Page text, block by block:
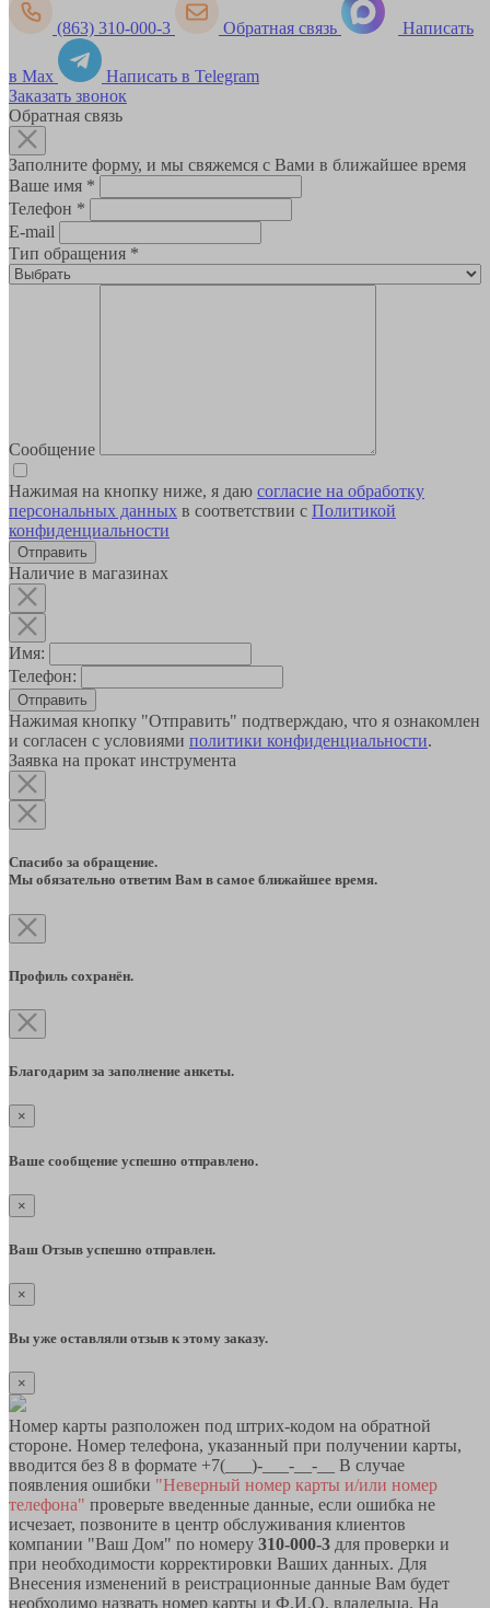
(863) 310-000-3 Обратная связь Написать
в Max
Написать в Telegram
Заказать звонок
Обратная связь
Заполните форму, и мы свяжемся с Вами в ближайшее время
Ваше имя *
Телефон *
E-mail
Тип обращения *
Сообщение
Нажимая на кнопку ниже, я даю согласие на обработку
персональных данных в соответствии с Политикой
конфиденциальности
Наличие в магазинах
Имя:
Телефон:
Отправить
Нажимая кнопку "Отправить" подтверждаю, что я ознакомлен
и согласен с условиями политики конфиденциальности.
Заявка на прокат инструмента
Спасибо за обращение.
Мы обязательно ответим Вам в самое ближайшее время.
Профиль сохранён.
Благодарим за заполнение анкеты.
×
Ваше сообщение успешно отправлено.
×
Ваш Отзыв успешно отправлен.
×
Вы уже оставляли отзыв к этому заказу.
×
Номер карты разположен под штрих-кодом на обратной
стороне. Номер телефона, указанный при получении карты,
вводится без 8 в формате +7(___)-___-__-__ В случае
появления ошибки "Неверный номер карты и/или номер
телефона" проверьте введенные данные, если ошибка не
исчезает, позвоните в центр обслуживания клиентов
компании "Ваш Дом" по номеру 310-000-3 для проверки и
при необходимости корректировки Ваших данных. Для
Внесения изменений в реистрационные данные Вам будет
необходимо назвать номер карты и Ф.И.О. владельца. На